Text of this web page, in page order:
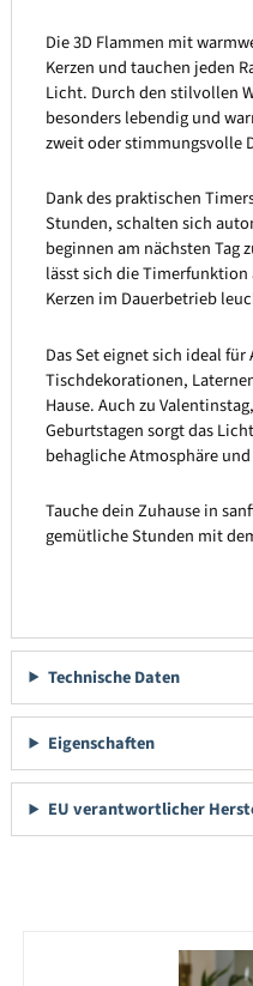
Die 3D Flammen mit
Kerzen und tauchen jeden
Licht. Durch den stilvollen
besonders lebendig und
zweit oder stimmungsvolle
Dank des praktischen
Stunden, schalten sich
beginnen am nächsten Tag
lässt sich die
Kerzen im Dauerbetrieb
Das Set eignet sich ideal
Tischdekorationen,
Hause. Auch zu
Geburtstagen sorgt das
behagliche Atmosphäre
Tauche dein Zuhause in
gemütliche Stunden mit
Technische Daten
Eigenschaften
EU verantwortlicher